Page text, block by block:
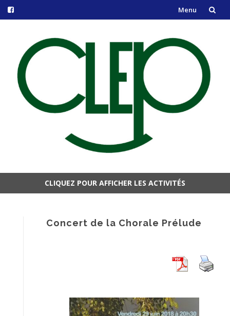
Menu
contenu
CLIQUEZ POUR AFFICHER LES ACTIVITÉS
Concert de la Chorale Prélude